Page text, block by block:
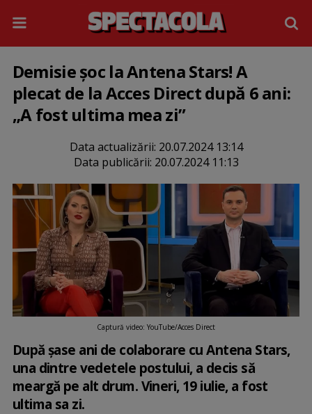
Demisie șoc la Antena Stars! A
plecat de la Acces Direct după 6 ani:
„A fost ultima mea zi”
Data actualizării: 20.07.2024 13:14
Data publicării: 20.07.2024 11:13
Captură video: YouTube/Acces Direct
După șase ani de colaborare cu Antena Stars,
una dintre vedetele postului, a decis să
meargă pe alt drum. Vineri, 19 iulie, a fost
ultima sa zi.